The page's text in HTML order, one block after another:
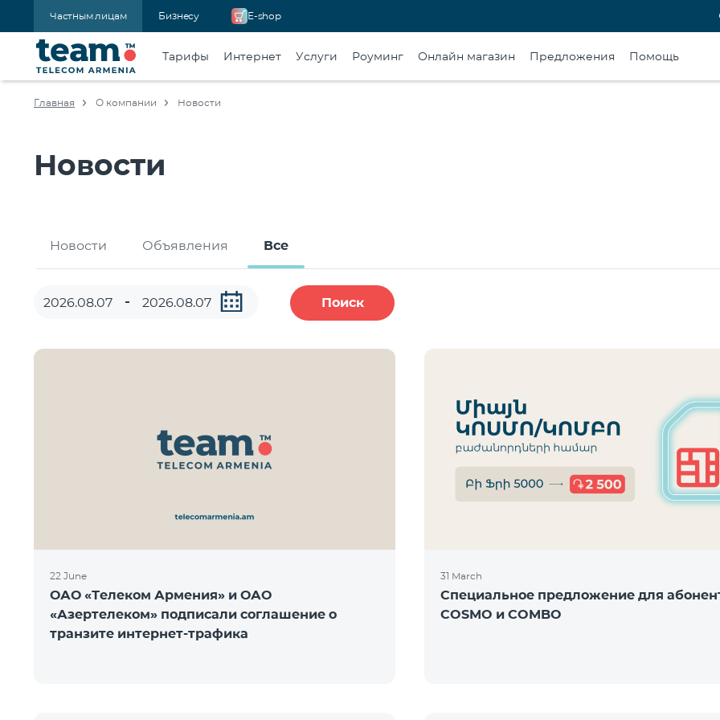
Частным лицам Бизнесу E-shop
Тарифы Интернет Услуги Роуминг Онлайн магазин Предложения Помощь
Главная О компании Новости
Новости
Новости Объявления Все
Поиск
22 June
ОАО «Телеком Армения» и ОАО
«Азертелеком» подписали соглашение о
транзите интернет-трафика
31 March
Специальное предложение для
COSMO и COMBO